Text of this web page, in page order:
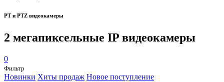
PT и PTZ видеокамеры
2 мегапиксельные IP видеокамеры
0
Фильтр
Новинки Хиты продаж Новое поступление